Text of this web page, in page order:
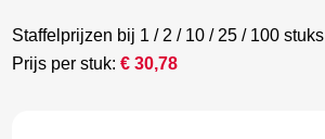
Staffelprijzen bij 1 / 2 / 10 / 25 / 100 stuks
Prijs per stuk:€30,78